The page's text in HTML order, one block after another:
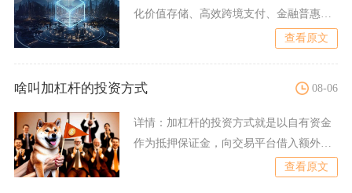
化价值存储、高效跨境支付、金融普惠载
查看原文
啥叫加杠杆的投资方式 08-06
详情： 加杠杆的投资方式就是以自有资金
作为抵押保证金，向交易平台借入额外资
查看原文